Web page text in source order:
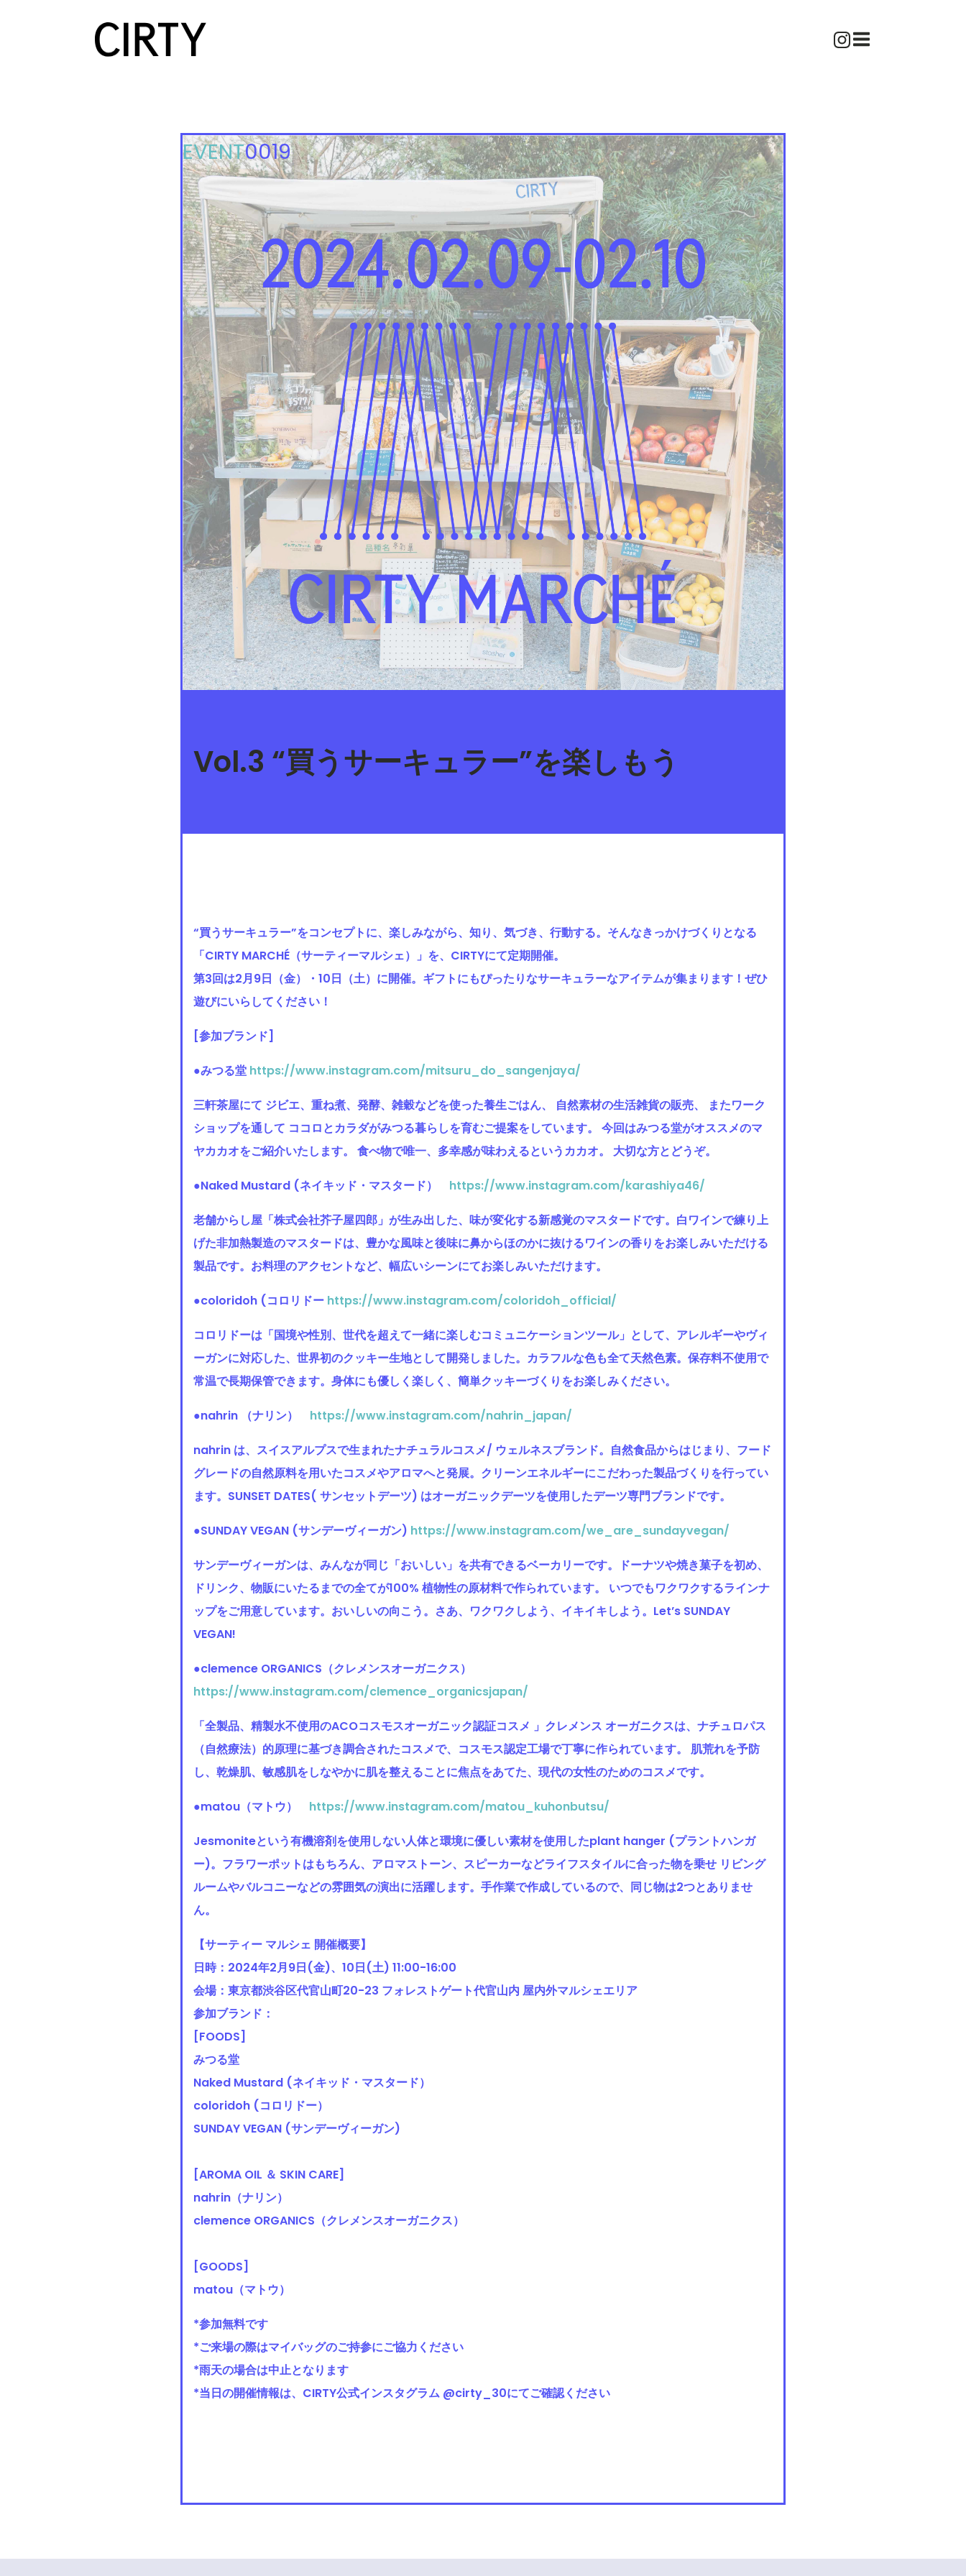
EVENT0019
Vol.3 “買うサーキュラー”を楽しもう
“買うサーキュラー”をコンセプトに、楽しみながら、知り、気づき、行動する。そんなきっかけづくりとなる
「CIRTY MARCHÉ（サーティーマルシェ）」を、CIRTYにて定期開催。
第3回は2月9日（金）・10日（土）に開催。ギフトにもぴったりなサーキュラーなアイテムが集まります！ぜひ
遊びにいらしてください！
[参加ブランド]
●みつる堂 https://www.instagram.com/mitsuru_do_sangenjaya/
三軒茶屋にて ジビエ、重ね煮、発酵、雑穀などを使った養生ごはん、 自然素材の生活雑貨の販売、 またワーク
ショップを通して ココロとカラダがみつる暮らしを育むご提案をしています。 今回はみつる堂がオススメのマ
ヤカカオをご紹介いたします。 食べ物で唯一、多幸感が味わえるというカカオ。 大切な方とどうぞ。
●Naked Mustard (ネイキッド・マスタード） https://www.instagram.com/karashiya46/
老舗からし屋「株式会社芥子屋四郎」が生み出した、味が変化する新感覚のマスタードです。白ワインで練り上
げた非加熱製造のマスタードは、豊かな風味と後味に鼻からほのかに抜けるワインの香りをお楽しみいただける
製品です。お料理のアクセントなど、幅広いシーンにてお楽しみいただけます。
●coloridoh (コロリドー https://www.instagram.com/coloridoh_official/
コロリドーは「国境や性別、世代を超えて一緒に楽しむコミュニケーションツール」として、アレルギーやヴィ
ーガンに対応した、世界初のクッキー生地として開発しました。カラフルな色も全て天然色素。保存料不使用で
常温で長期保管できます。身体にも優しく楽しく、簡単クッキーづくりをお楽しみください。
●nahrin （ナリン） https://www.instagram.com/nahrin_japan/
nahrin は、スイスアルプスで生まれたナチュラルコスメ/ ウェルネスブランド。自然食品からはじまり、フード
グレードの自然原料を用いたコスメやアロマへと発展。クリーンエネルギーにこだわった製品づくりを行ってい
ます。SUNSET DATES( サンセットデーツ) はオーガニックデーツを使用したデーツ専門ブランドです。
●SUNDAY VEGAN (サンデーヴィーガン) https://www.instagram.com/we_are_sundayvegan/
サンデーヴィーガンは、みんなが同じ「おいしい」を共有できるベーカリーです。ドーナツや焼き菓子を初め、
ドリンク、物販にいたるまでの全てが100% 植物性の原材料で作られています。 いつでもワクワクするラインナ
ップをご用意しています。おいしいの向こう。さあ、ワクワクしよう、イキイキしよう。Let’s SUNDAY
VEGAN!
●clemence ORGANICS （クレメンスオーガニクス）
https://www.instagram.com/clemence_organicsjapan/
「全製品、精製水不使用のACOコスモスオーガニック認証コスメ 」クレメンス オーガニクスは、ナチュロパス
（自然療法）的原理に基づき調合されたコスメで、コスモス認定工場で丁寧に作られています。 肌荒れを予防
し、乾燥肌、敏感肌をしなやかに肌を整えることに焦点をあてた、現代の女性のためのコスメです。
●matou（マトウ） https://www.instagram.com/matou_kuhonbutsu/
Jesmoniteという有機溶剤を使用しない人体と環境に優しい素材を使用したplant hanger (プラントハンガ
ー)。フラワーポットはもちろん、アロマストーン、スピーカーなどライフスタイルに合った物を乗せ リビング
ルームやバルコニーなどの雰囲気の演出に活躍します。手作業で作成しているので、同じ物は2つとありませ
ん。
【サーティー マルシェ 開催概要】
日時：2024年2月9日(金)、10日(土) 11:00-16:00
会場：東京都渋谷区代官山町20-23 フォレストゲート代官山内 屋内外マルシェエリア
参加ブランド：
[FOODS]
みつる堂
Naked Mustard (ネイキッド・マスタード）
coloridoh (コロリドー）
SUNDAY VEGAN (サンデーヴィーガン)
[AROMA OIL ＆ SKIN CARE]
nahrin（ナリン）
clemence ORGANICS （クレメンスオーガニクス）
[GOODS]
matou（マトウ）
*参加無料です
*ご来場の際はマイバッグのご持参にご協力ください
*雨天の場合は中止となります
*当日の開催情報は、CIRTY公式インスタグラム @cirty_30にてご確認ください